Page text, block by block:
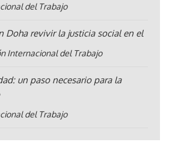
del Trabajo
Doha revivir la justicia social en el
Internacional del Trabajo
un paso necesario para la
del Trabajo